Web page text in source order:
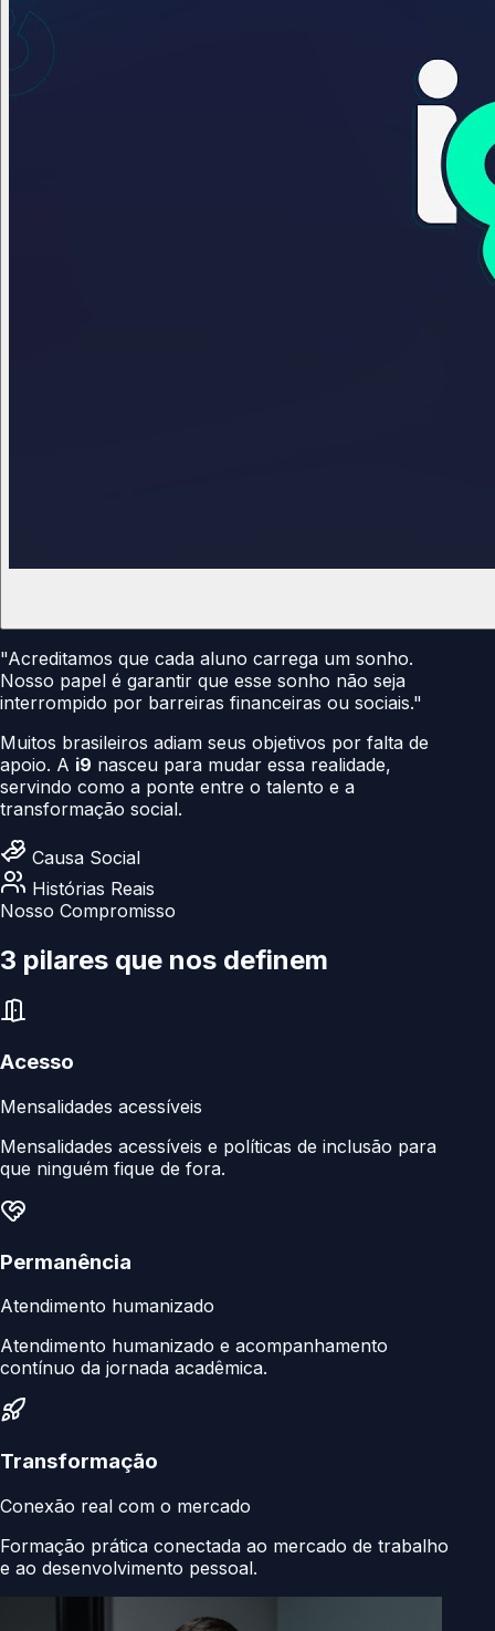
"Acreditamos que cada aluno carrega um sonho.
Nosso papel é garantir que esse sonho não seja
interrompido por barreiras financeiras ou sociais."
Muitos brasileiros adiam seus objetivos por falta de
apoio. A i9 nasceu para mudar essa realidade,
servindo como a ponte entre o talento e a
transformação social.
Causa Social
Histórias Reais
Nosso Compromisso
3 pilares que nos definem
Acesso
Mensalidades acessíveis
Mensalidades acessíveis e políticas de inclusão para
que ninguém fique de fora.
Permanência
Atendimento humanizado
Atendimento humanizado e acompanhamento
contínuo da jornada acadêmica.
Transformação
Conexão real com o mercado
Formação prática conectada ao mercado de trabalho
e ao desenvolvimento pessoal.